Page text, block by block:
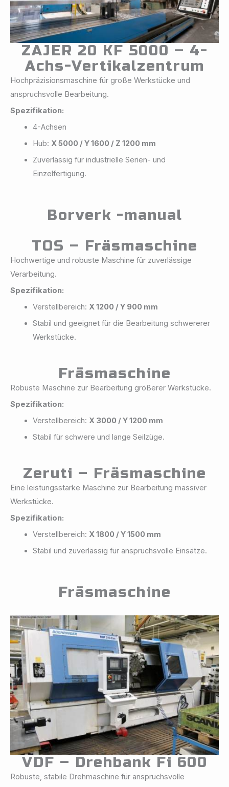
ZAJER 20 KF 5000 – 4-
Achs-Vertikalzentrum
Hochpräzisionsmaschine für große Werkstücke und
anspruchsvolle Bearbeitung.
Spezifikation:
4-Achsen
Hub: X 5000 / Y 1600 / Z 1200 mm
Zuverlässig für industrielle Serien- und
Einzelfertigung.
Borverk -manual
TOS – Fräsmaschine
Hochwertige und robuste Maschine für zuverlässige
Verarbeitung.
Spezifikation:
Verstellbereich: X 1200 / Y 900 mm
Stabil und geeignet für die Bearbeitung schwererer
Werkstücke.
Fräsmaschine
Robuste Maschine zur Bearbeitung größerer Werkstücke.
Spezifikation:
Verstellbereich: X 3000 / Y 1200 mm
Stabil für schwere und lange Seilzüge.
Zeruti – Fräsmaschine
Eine leistungsstarke Maschine zur Bearbeitung massiver
Werkstücke.
Spezifikation:
Verstellbereich: X 1800 / Y 1500 mm
Stabil und zuverlässig für anspruchsvolle Einsätze.
Fräsmaschine
VDF – Drehbank Fi 600
Robuste, stabile Drehmaschine für anspruchsvolle